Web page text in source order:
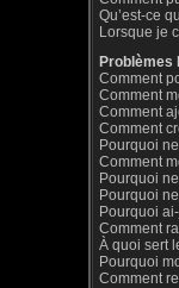
Qu’est-ce
Lorsque je
Problèmes
Comment
Comment
Comment
Comment
Pourquoi
Comment
Pourquoi
Pourquoi
Pourquoi
Comment
À quoi sert
Pourquoi
Comment